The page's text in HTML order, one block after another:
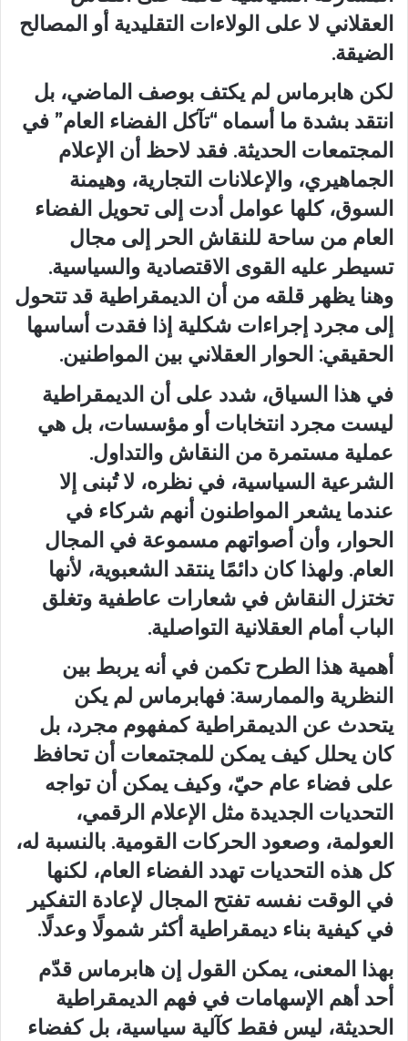
العقلاني لا على الولاءات التقليدية أو المصالح
الضيقة.
لكن هابرماس لم يكتف بوصف الماضي، بل
انتقد بشدة ما أسماه “تآكل الفضاء العام” في
المجتمعات الحديثة. فقد لاحظ أن الإعلام
الجماهيري، والإعلانات التجارية، وهيمنة
السوق، كلها عوامل أدت إلى تحويل الفضاء
العام من ساحة للنقاش الحر إلى مجال
تسيطر عليه القوى الاقتصادية والسياسية.
وهنا يظهر قلقه من أن الديمقراطية قد تتحول
إلى مجرد إجراءات شكلية إذا فقدت أساسها
الحقيقي: الحوار العقلاني بين المواطنين.
في هذا السياق، شدد على أن الديمقراطية
ليست مجرد انتخابات أو مؤسسات، بل هي
عملية مستمرة من النقاش والتداول.
الشرعية السياسية، في نظره، لا تُبنى إلا
عندما يشعر المواطنون أنهم شركاء في
الحوار، وأن أصواتهم مسموعة في المجال
العام. ولهذا كان دائمًا ينتقد الشعبوية، لأنها
تختزل النقاش في شعارات عاطفية وتغلق
الباب أمام العقلانية التواصلية.
أهمية هذا الطرح تكمن في أنه يربط بين
النظرية والممارسة: فهابرماس لم يكن
يتحدث عن الديمقراطية كمفهوم مجرد، بل
كان يحلل كيف يمكن للمجتمعات أن تحافظ
على فضاء عام حيّ، وكيف يمكن أن تواجه
التحديات الجديدة مثل الإعلام الرقمي،
العولمة، وصعود الحركات القومية. بالنسبة له،
كل هذه التحديات تهدد الفضاء العام، لكنها
في الوقت نفسه تفتح المجال لإعادة التفكير
في كيفية بناء ديمقراطية أكثر شمولًا وعدلًا.
بهذا المعنى، يمكن القول إن هابرماس قدّم
أحد أهم الإسهامات في فهم الديمقراطية
الحديثة، ليس فقط كآلية سياسية، بل كفضاء